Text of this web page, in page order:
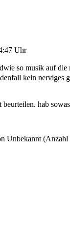
Uhr
so musik auf die
kein nerviges
hab
Unbekannt